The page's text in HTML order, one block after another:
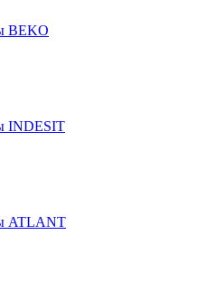
BEKO
INDESIT
ATLANT